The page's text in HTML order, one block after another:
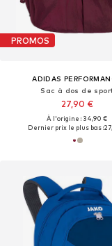
PROMOS
ADIDAS
Sac à dos de
27,90 €
À l'origine : 34,90 €
Dernier prix le plus bas :